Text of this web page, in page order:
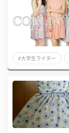
#大学生ライター